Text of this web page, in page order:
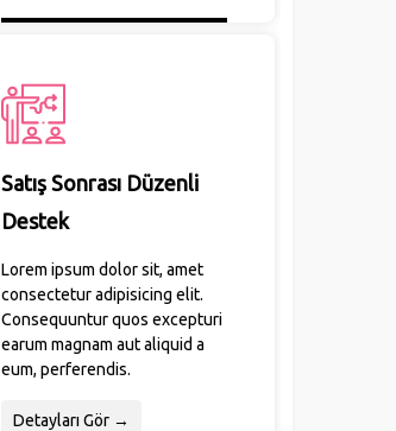
Satış Sonrası Düzenli
Destek
Lorem ipsum dolor sit, amet
consectetur adipisicing elit.
Consequuntur quos excepturi
earum magnam aut aliquid a
eum, perferendis.
Detayları Gör →